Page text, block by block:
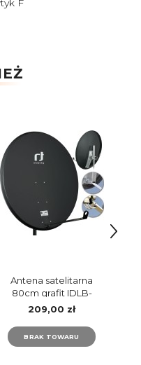
F
Antena satelitarna
80cm grafit IDLB-
STCF80-KUANO-LPS
209,00 zł
BRAK TOWARU